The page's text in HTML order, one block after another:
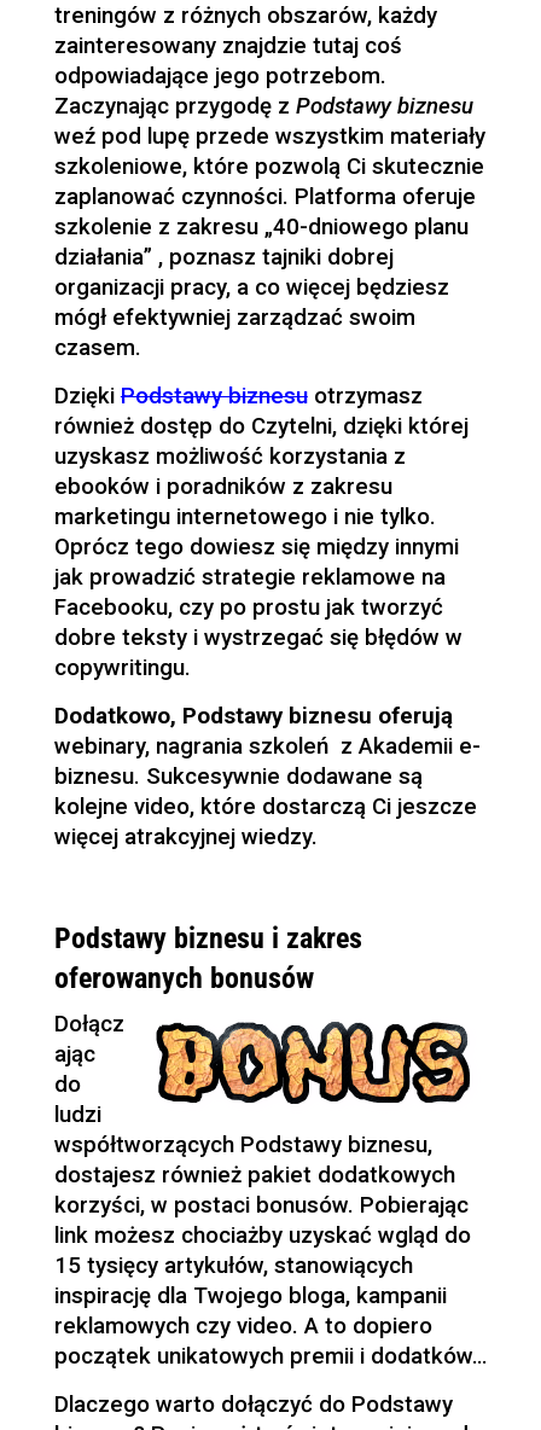
treningów z różnych obszarów, każdy
zainteresowany znajdzie tutaj coś
odpowiadające jego potrzebom.
Zaczynając przygodę z Podstawy biznesu
weź pod lupę przede wszystkim materiały
szkoleniowe, które pozwolą Ci skutecznie
zaplanować czynności. Platforma oferuje
szkolenie z zakresu „40-dniowego planu
działania” , poznasz tajniki dobrej
organizacji pracy, a co więcej będziesz
mógł efektywniej zarządzać swoim
czasem.
DziękiPodstawy biznesuotrzymasz
również dostęp do Czytelni, dzięki której
uzyskasz możliwość korzystania z
ebooków i poradników z zakresu
marketingu internetowego i nie tylko.
Oprócz tego dowiesz się między innymi
jak prowadzić strategie reklamowe na
Facebooku, czy po prostu jak tworzyć
dobre teksty i wystrzegać się błędów w
copywritingu.
Dodatkowo, Podstawy biznesu oferują
webinary, nagrania szkoleń z Akademii e-
biznesu. Sukcesywnie dodawane są
kolejne video, które dostarczą Ci jeszcze
więcej atrakcyjnej wiedzy.
Podstawy biznesu i zakres
oferowanych bonusów
Dołącz
ając
do
ludzi
współtworzących Podstawy biznesu,
dostajesz również pakiet dodatkowych
korzyści, w postaci bonusów. Pobierając
link możesz chociażby uzyskać wgląd do
15 tysięcy artykułów, stanowiących
inspirację dla Twojego bloga, kampanii
reklamowych czy video. A to dopiero
początek unikatowych premii i dodatków…
Dlaczego warto dołączyć do Podstawy